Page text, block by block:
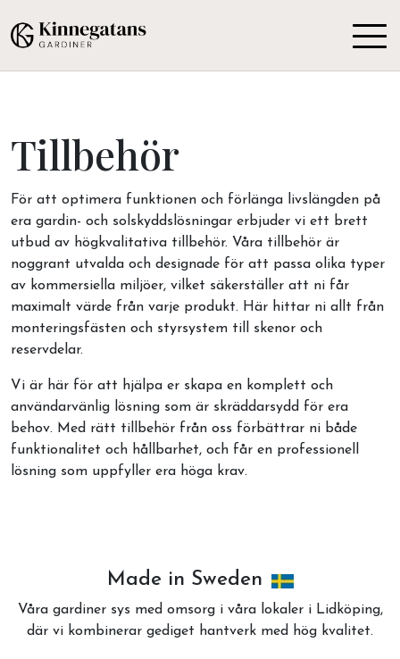
Tillbehör
För att optimera funktionen och förlänga livslängden på
era gardin- och solskyddslösningar erbjuder vi ett brett
utbud av högkvalitativa tillbehör. Våra tillbehör är
noggrant utvalda och designade för att passa olika typer
av kommersiella miljöer, vilket säkerställer att ni får
maximalt värde från varje produkt. Här hittar ni allt från
monteringsfästen och styrsystem till skenor och
reservdelar.
Vi är här för att hjälpa er skapa en komplett och
användarvänlig lösning som är skräddarsydd för era
behov. Med rätt tillbehör från oss förbättrar ni både
funktionalitet och hållbarhet, och får en professionell
lösning som uppfyller era höga krav.
Made in Sweden
Våra gardiner sys med omsorg i våra lokaler i Lidköping,
där vi kombinerar gediget hantverk med hög kvalitet.